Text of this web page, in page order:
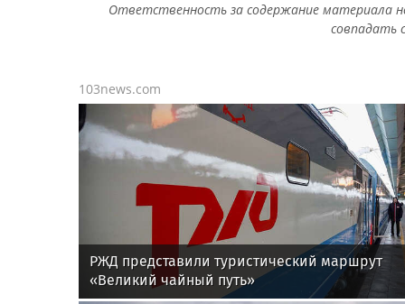
Ответственность за содержание материала
совпадать
103news.com
РЖД представили туристический маршрут
«Великий чайный путь»